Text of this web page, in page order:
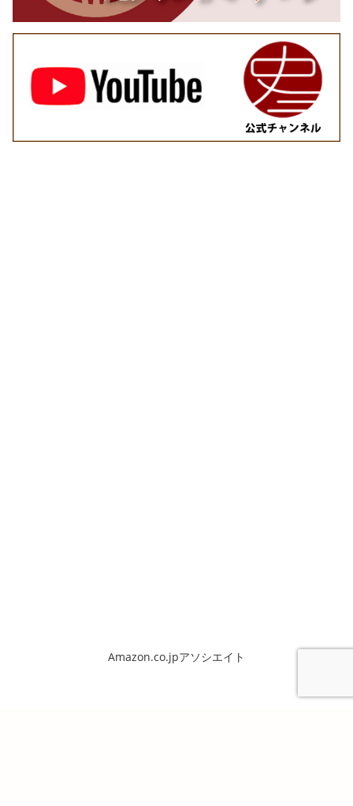
Amazon.co.jpアソシエイト